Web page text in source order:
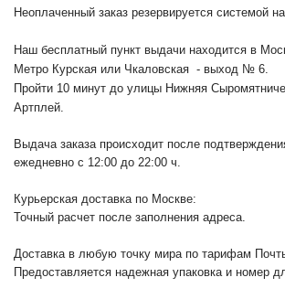
Неоплаченный заказ резервируется системой
Наш бесплатный пункт выдачи находится в
Метро Курская или Чкаловская - выход № 6.
Пройти 10 минут до улицы Нижняя
Артплей.
Выдача заказа происходит после
ежедневно с 12:00 до 22:00 ч.
Курьерская доставка по Москве:
Точный расчет после заполнения адреса.
Доставка в любую точку мира по тарифам
Предоставляется надежная упаковка и номер